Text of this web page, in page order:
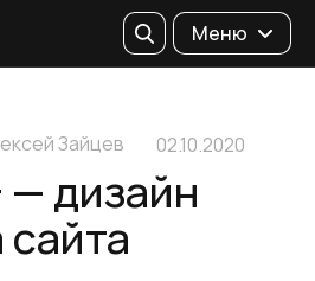
Меню
Поиск
Зайцев 02.10.2020
дизайн
сайта